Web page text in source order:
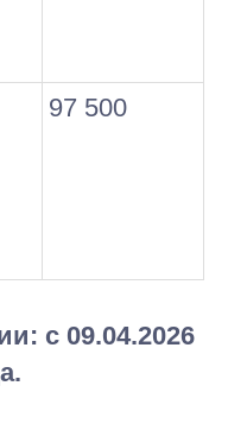
97 500
с 09.04.2026